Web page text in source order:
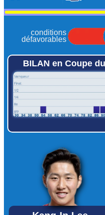
conditions
défavorables
BILAN en Coupe